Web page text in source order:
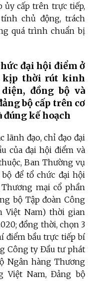
ủy cấp trên trực tiếp,
chủ động, trách
quá trình chuẩn bị
đại hội điểm ở
kịp thời rút kinh
đồng bộ và
bộ cấp trên cơ
kế hoạch
lãnh đạo, chỉ đạo đại
của đại hội điểm và
Ban Thường vụ
để tổ chức đại hội
mại cổ phần
bộ Tập đoàn Công
Việt Nam) thời gian
đồng thời, chọn 3
điểm bầu trực tiếp bí
Công ty Đầu tư phát
Ngân hàng Thương
Việt Nam, Đảng bộ